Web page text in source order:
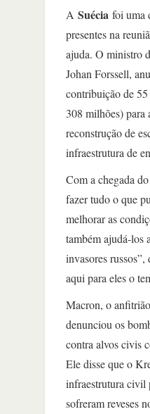
A Suécia foi uma
presentes na
ajuda. O ministro
Johan Forssell,
contribuição de
308 milhões) para
reconstrução de
infraestrutura de
Com a chegada
fazer tudo o que
melhorar as
também ajudá-los
invasores russos”,
aqui para eles o
Macron, o
denunciou os
contra alvos civis
Ele disse que o
infraestrutura civil
sofreram reveses